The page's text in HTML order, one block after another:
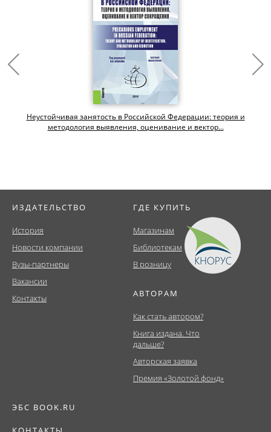
Неустойчивая занятость в Российской Федерации: теория и
методология выявления, оценивание и вектор...
ИЗДАТЕЛЬСТВО
История
Новости компании
Вузы-партнеры
Вакансии
Контакты
ГДЕ КУПИТЬ
Магазинам
Библиотекам
В розницу
АВТОРАМ
Как стать автором?
Книга издана. Что
дальше?
Авторская заявка
Премия «Золотой фонд»
ЭБС BOOK.RU